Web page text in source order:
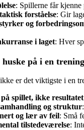
: Spillerne får kjenne
forståelse: Gir
og
i laget: Hver
på i en
er det viktigste i en
spillet, ikke resultatet
og struktur
og lær av feil: Små
tilstedeværelse: